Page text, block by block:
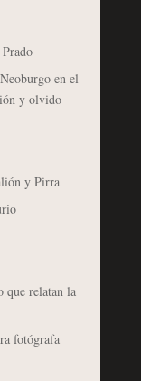
en el
y olvido
y Pirra
que relatan la
fotógrafa